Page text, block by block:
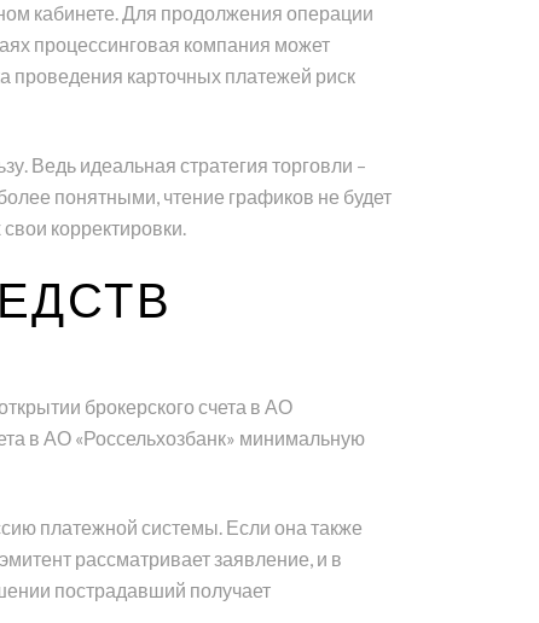
кабинете. Для продолжения операции
процессинговая компания может
проведения карточных платежей риск
Ведь идеальная стратегия торговли –
понятными, чтение графиков не будет
корректировки.
брокерского счета в АО
в АО «Россельхозбанк» минимальную
платежной системы. Если она также
рассматривает заявление, и в
пострадавший получает